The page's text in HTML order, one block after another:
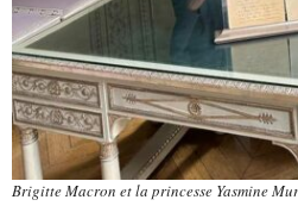
Brigitte Macron et la princesse Yasmine